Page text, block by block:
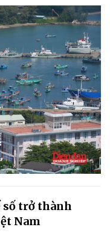
trở thành
Nam